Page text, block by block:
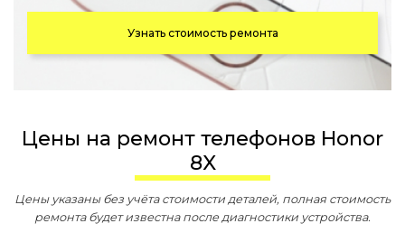
Узнать стоимость ремонта
Цены на ремонт телефонов Honor
8X
Цены указаны без учёта стоимости деталей, полная стоимость
ремонта будет известна после диагностики устройства.